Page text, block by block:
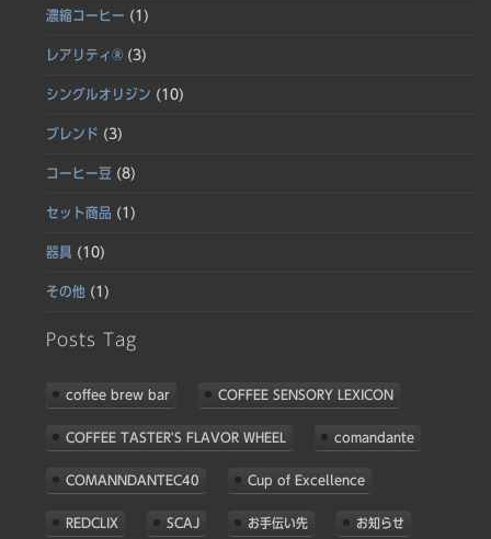
濃縮コーヒー (1)
レアリティ® (3)
シングルオリジン (10)
ブレンド (3)
コーヒー豆 (8)
セット商品 (1)
器具 (10)
その他 (1)
Posts Tag
coffee brew bar COFFEE SENSORY LEXICON
COFFEE TASTER'S FLAVOR WHEEL comandante
COMANNDANTEC40 Cup of Excellence
REDCLIX SCAJ お手伝い先 お知らせ